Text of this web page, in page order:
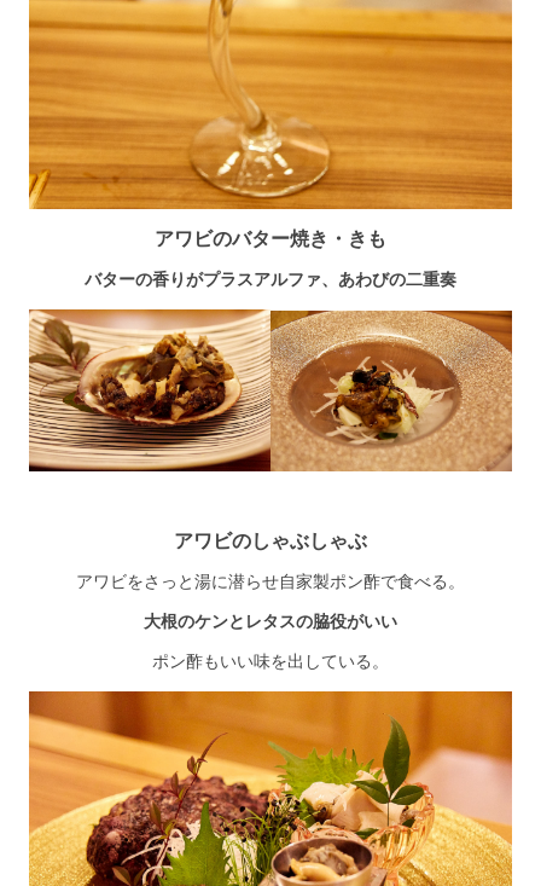
アワビのバター焼き・きも
バターの香りがプラスアルファ、あわびの二重奏
アワビのしゃぶしゃぶ
アワビをさっと湯に潜らせ自家製ポン酢で食べる。
大根のケンとレタスの脇役がいい
ポン酢もいい味を出している。